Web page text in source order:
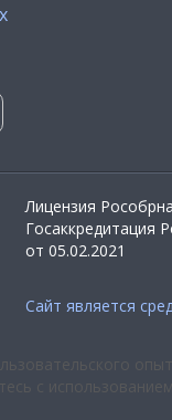
Лицензия
Госаккредитация
от 05.02.2021
Сайт является
с